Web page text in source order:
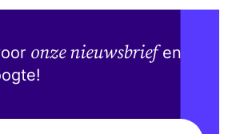
onze nieuwsbriefen